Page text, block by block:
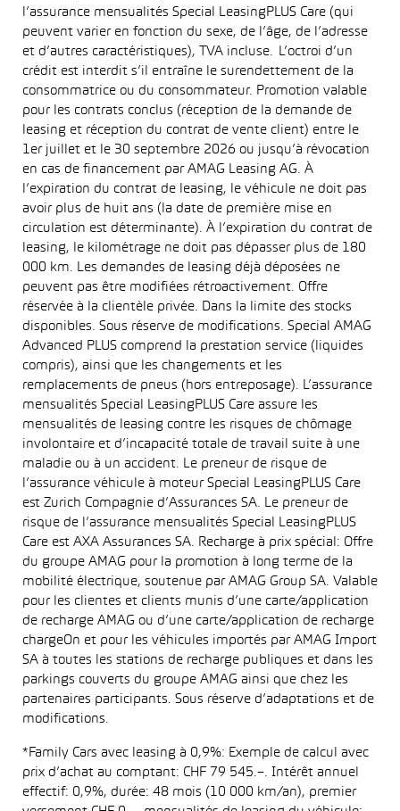
l’assurance mensualités Special LeasingPLUS Care (qui
peuvent varier en fonction du sexe, de l’âge, de l’adresse
et d’autres caractéristiques), TVA incluse. L’octroi d’un
crédit est interdit s’il entraîne le surendettement de la
consommatrice ou du consommateur. Promotion valable
pour les contrats conclus (réception de la demande de
leasing et réception du contrat de vente client) entre le
1er juillet et le 30 septembre 2026 ou jusqu’à révocation
en cas de financement par AMAG Leasing AG. À
l’expiration du contrat de leasing, le véhicule ne doit pas
avoir plus de huit ans (la date de première mise en
circulation est déterminante). À l’expiration du contrat de
leasing, le kilométrage ne doit pas dépasser plus de 180
000 km. Les demandes de leasing déjà déposées ne
peuvent pas être modifiées rétroactivement. Offre
réservée à la clientèle privée. Dans la limite des stocks
disponibles. Sous réserve de modifications. Special AMAG
Advanced PLUS comprend la prestation service (liquides
compris), ainsi que les changements et les
remplacements de pneus (hors entreposage). L’assurance
mensualités Special LeasingPLUS Care assure les
mensualités de leasing contre les risques de chômage
involontaire et d’incapacité totale de travail suite à une
maladie ou à un accident. Le preneur de risque de
l’assurance véhicule à moteur Special LeasingPLUS Care
est Zurich Compagnie d’Assurances SA. Le preneur de
risque de l’assurance mensualités Special LeasingPLUS
Care est AXA Assurances SA. Recharge à prix spécial: Offre
du groupe AMAG pour la promotion à long terme de la
mobilité électrique, soutenue par AMAG Group SA. Valable
pour les clientes et clients munis d’une carte/application
de recharge AMAG ou d’une carte/application de recharge
chargeOn et pour les véhicules importés par AMAG Import
SA à toutes les stations de recharge publiques et dans les
parkings couverts du groupe AMAG ainsi que chez les
partenaires participants. Sous réserve d’adaptations et de
modifications.
*Family Cars avec leasing à 0,9%: Exemple de calcul avec
prix d’achat au comptant: CHF 79 545.–. Intérêt annuel
effectif: 0,9%, durée: 48 mois (10 000 km/an), premier